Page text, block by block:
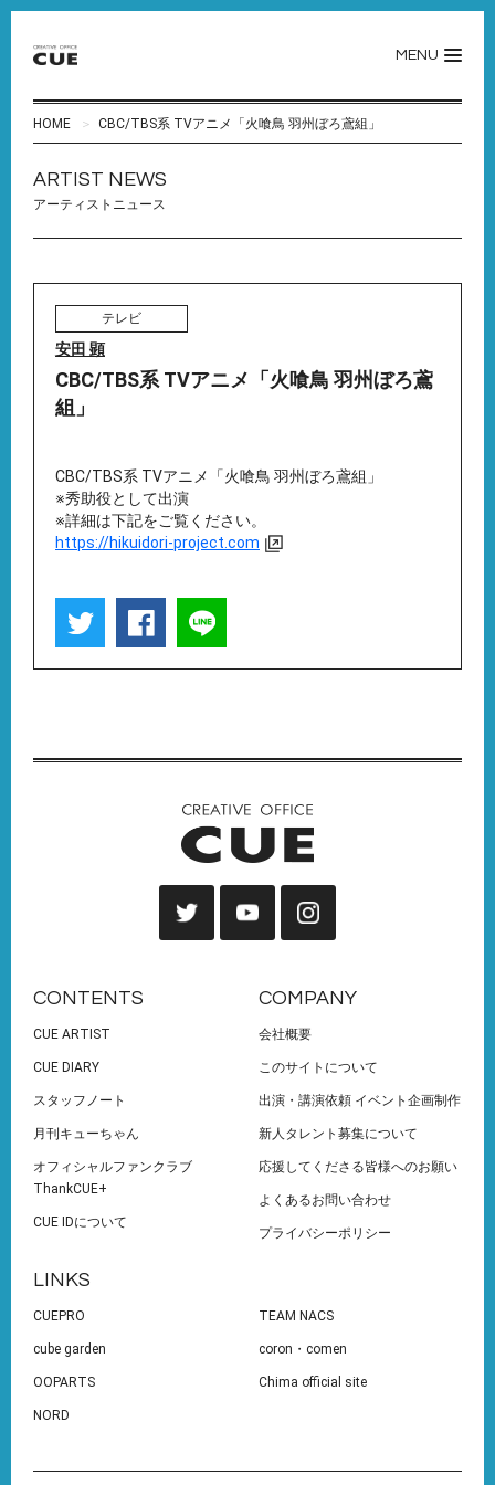
MENU
HOME CBC/TBS系 TVアニメ「火喰鳥 羽州ぼろ鳶組」
ARTIST NEWS
アーティストニュース
テレビ
安田 顕
CBC/TBS系 TVアニメ「火喰鳥 羽州ぼろ鳶
組」
CBC/TBS系 TVアニメ「火喰鳥 羽州ぼろ鳶組」
※秀助役として出演
※詳細は下記をご覧ください。
https://hikuidori-project.com
CONTENTS
CUE ARTIST
CUE DIARY
スタッフノート
月刊キューちゃん
オフィシャルファンクラブ
ThankCUE+
CUE IDについて
COMPANY
会社概要
このサイトについて
出演・講演依頼 イベント企画制作
新人タレント募集について
応援してくださる皆様へのお願い
よくあるお問い合わせ
プライバシーポリシー
LINKS
CUEPRO TEAM NACS
cube garden coron・comen
OOPARTS Chima official site
NORD